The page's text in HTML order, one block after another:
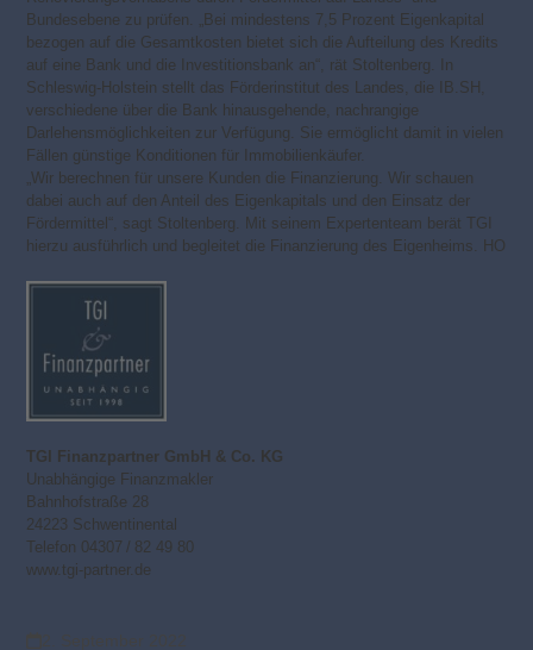
Bundesebene zu prüfen. „Bei mindestens 7,5 Prozent Eigenkapital
bezogen auf die Gesamtkosten bietet sich die Aufteilung des Kredits
auf eine Bank und die Investitionsbank an“, rät Stoltenberg. In
Schleswig-Holstein stellt das Förderinstitut des Landes, die IB.SH,
verschiedene über die Bank hinausgehende, nachrangige
Darlehensmöglichkeiten zur Verfügung. Sie ermöglicht damit in vielen
Fällen günstige Konditionen für Immobilienkäufer.
„Wir berechnen für unsere Kunden die Finanzierung. Wir schauen
dabei auch auf den Anteil des Eigenkapitals und den Einsatz der
Fördermittel“, sagt Stoltenberg. Mit seinem Expertenteam berät TGI
hierzu ausführlich und begleitet die Finanzierung des Eigenheims. HO
TGI Finanzpartner GmbH & Co. KG
Unabhängige Finanzmakler
Bahnhofstraße 28
24223 Schwentinental
Telefon 04307 / 82 49 80
www.tgi-partner.de